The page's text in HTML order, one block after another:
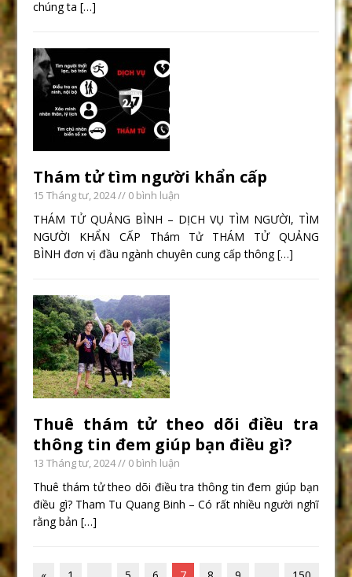
chúng ta[…]
Thám tử tìm người khẩn cấp
15 Tháng tư, 2024// 0 bình luận
THÁM TỬ QUẢNG BÌNH – DỊCH VỤ TÌM NGƯỜI, TÌM
NGƯỜI KHẨN CẤP Thám Tử THÁM TỬ QUẢNG
BÌNH đơn vị đầu ngành chuyên cung cấp thông[…]
Thuê thám tử theo dõi điều tra
thông tin đem giúp bạn điều gì?
13 Tháng tư, 2024// 0 bình luận
Thuê thám tử theo dõi điều tra thông tin đem giúp bạn
điều gì? Tham Tu Quang Binh – Có rất nhiều người nghĩ
rằng bản[…]